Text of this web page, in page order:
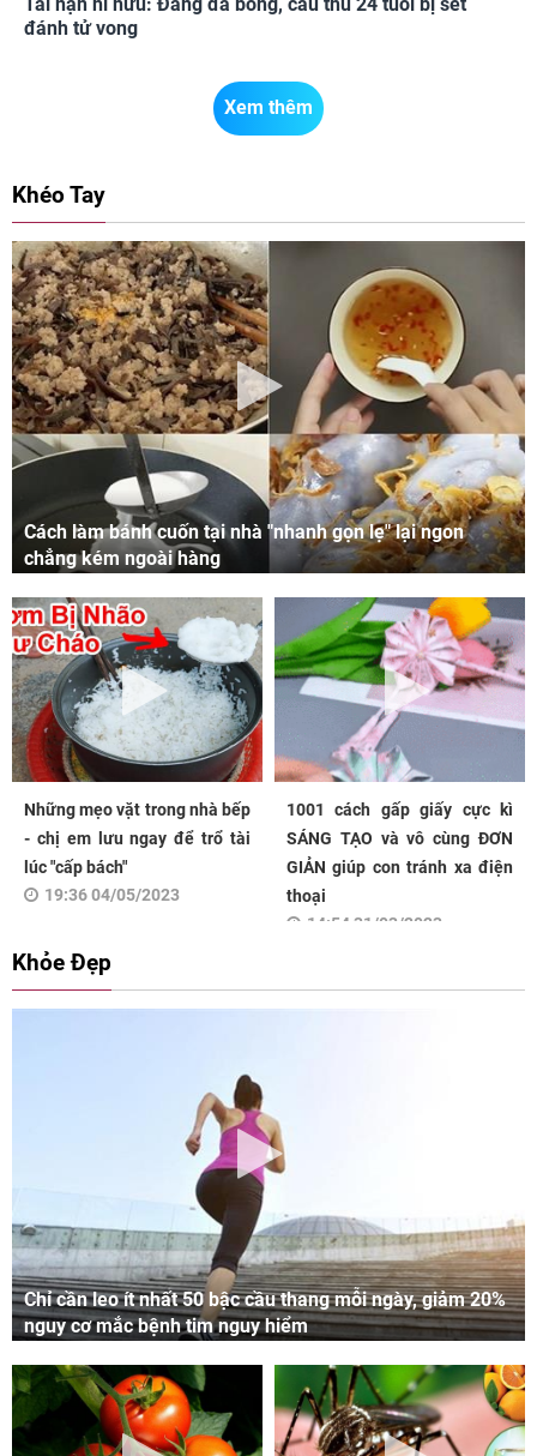
đánh tử vong
Xem thêm
Khéo Tay
Cách làm bánh cuốn tại nhà "nhanh gọn lẹ" lại ngon
chẳng kém ngoài hàng
Những mẹo vặt trong nhà bếp
- chị em lưu ngay để trổ tài
lúc "cấp bách"
19:36 04/05/2023
1001 cách gấp giấy cực kì
SÁNG TẠO và vô cùng ĐƠN
GIẢN giúp con tránh xa điện
thoại
14:54 31/03/2023
Khỏe Đẹp
Chỉ cần leo ít nhất 50 bậc cầu thang mỗi ngày, giảm 20%
nguy cơ mắc bệnh tim nguy hiểm